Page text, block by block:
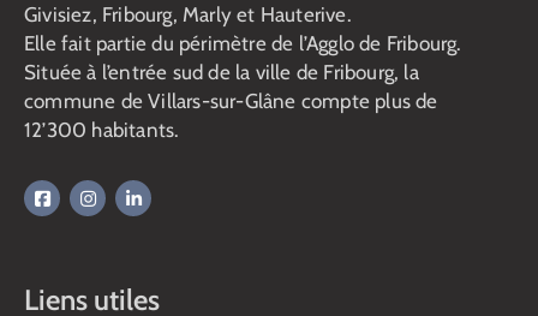
Givisiez, Fribourg, Marly et Hauterive.
Elle fait partie du périmètre de l’Agglo de Fribourg.
Située à l’entrée sud de la ville de Fribourg, la
commune de Villars-sur-Glâne compte plus de
12’300 habitants.
Liens utiles